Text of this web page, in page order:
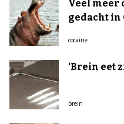
Veel meer
gedacht in
cocaine
‘Brein eet
brein